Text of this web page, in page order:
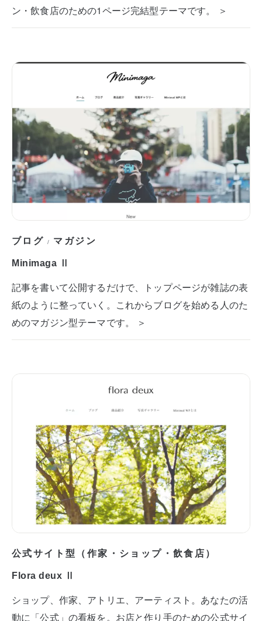
ン・飲食店のための1ページ完結型テーマです。 ＞
ブログ / マガジン
Minimaga Ⅱ
記事を書いて公開するだけで、トップページが雑誌の表
紙のように整っていく。これからブログを始める人のた
めのマガジン型テーマです。 ＞
公式サイト型（作家・ショップ・飲食店）
Flora deux Ⅱ
ショップ、作家、アトリエ、アーティスト。あなたの活
動に「公式」の看板を。お店と作り手のための公式サイ